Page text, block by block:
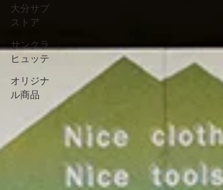
大分サブ
ストア
サンクラ
ヒュッテ
オリジナ
ル商品